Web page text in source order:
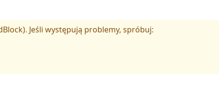
Jeśli występują problemy, spróbuj: